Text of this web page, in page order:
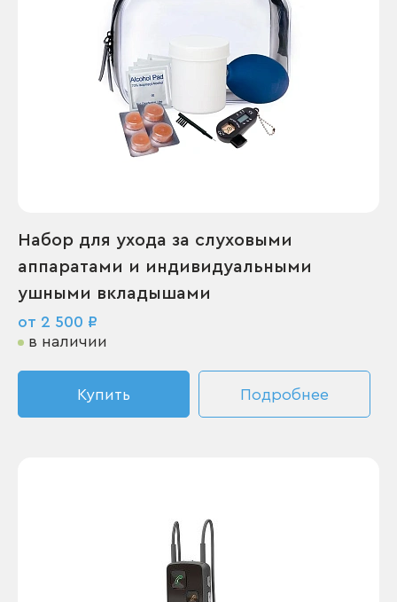
Набор для ухода за слуховыми
аппаратами и индивидуальными
ушными вкладышами
от 2 500 ₽
в наличии
Купить Подробнее